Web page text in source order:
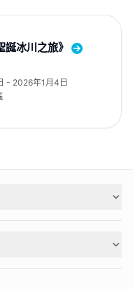
冰川之旅》
- 2026年1月4日